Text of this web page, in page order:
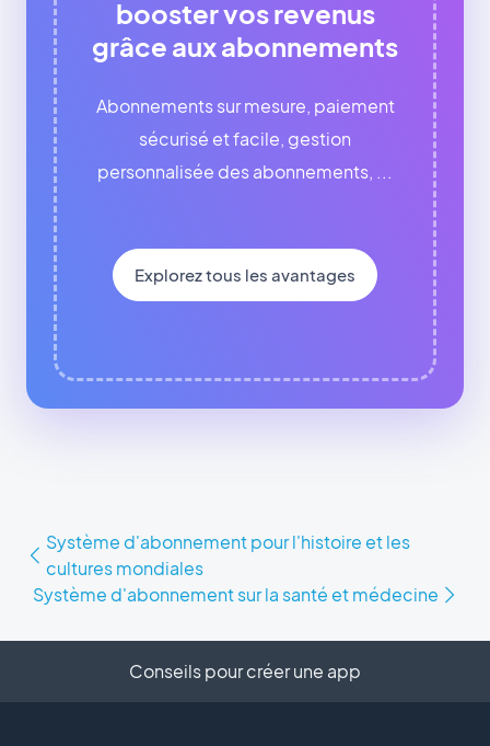
booster vos revenus
grâce aux abonnements
Abonnements sur mesure, paiement
sécurisé et facile, gestion
personnalisée des abonnements, ...
Explorez tous les avantages
Système d'abonnement pour l'histoire et les
cultures mondiales
Système d'abonnement sur la santé et médecine
Conseils pour créer une app